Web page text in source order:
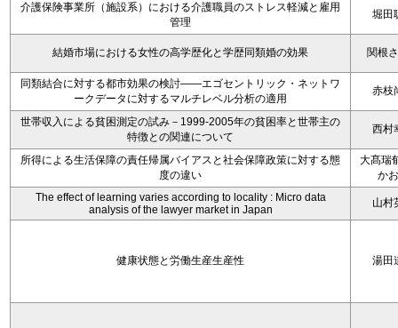
介護保険事業所（施設系）における介護職員のストレス軽減と雇用
管理
堀田
結婚市場における女性の高学歴化と学歴同類婚の効果 関根
同類結合に対する都市効果の検討――エゴセントリック・ネットワ
ークデータに対するマルチレベル分析の適用
赤枝
世帯収入による貧困測定の試み－1999-2005年の貧困率と世帯主の
特徴との関連について
西村
所得による生活保障の責任帰属バイアスと社会保障政策に対する態
度の違い
大髙瑞
か
The effect of learning varies according to locality : Micro data
analysis of the lawyer market in Japan
山村
健康状態と労働生産生産性 湯田